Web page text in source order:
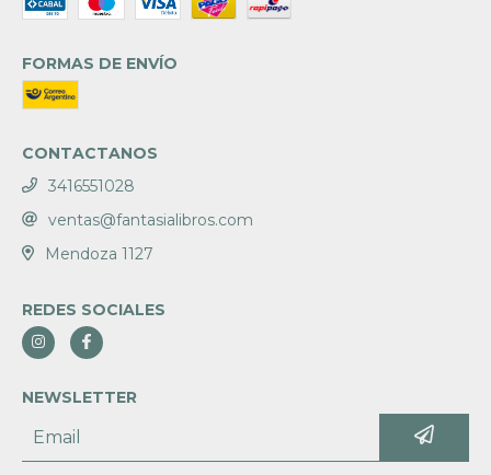
FORMAS DE ENVÍO
CONTACTANOS
3416551028
ventas@fantasialibros.com
Mendoza 1127
REDES SOCIALES
NEWSLETTER